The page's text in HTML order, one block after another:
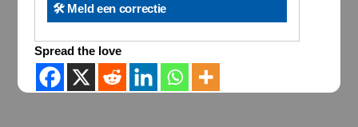
🛠️ Meld een correctie
Spread the love